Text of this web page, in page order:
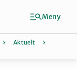
Aktuelt